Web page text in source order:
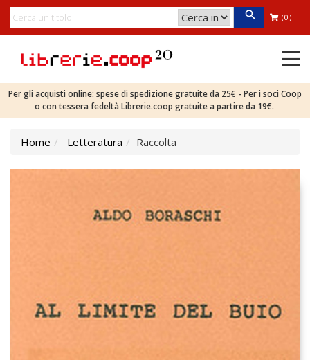
(0)
Per gli acquisti online: spese di spedizione gratuite da 25€ - Per i soci Coop
o con tessera fedeltà Librerie.coop gratuite a partire da 19€.
Home Letteratura Raccolta